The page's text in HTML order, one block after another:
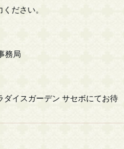
ださい。
務局
ダイスガーデン サセボにてお待